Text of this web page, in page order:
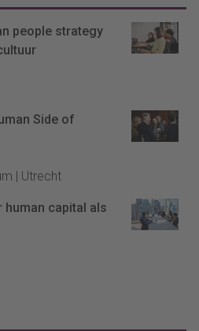
people strategy
Side of
| Utrecht
human capital als